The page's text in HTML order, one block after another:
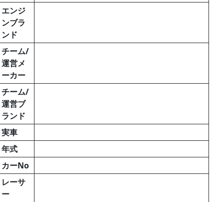
エンジ
ンブラ
ンド
チーム/
運営メ
ーカー
チーム/
運営ブ
ランド
実車
年式
カーNo
レーサ
ー